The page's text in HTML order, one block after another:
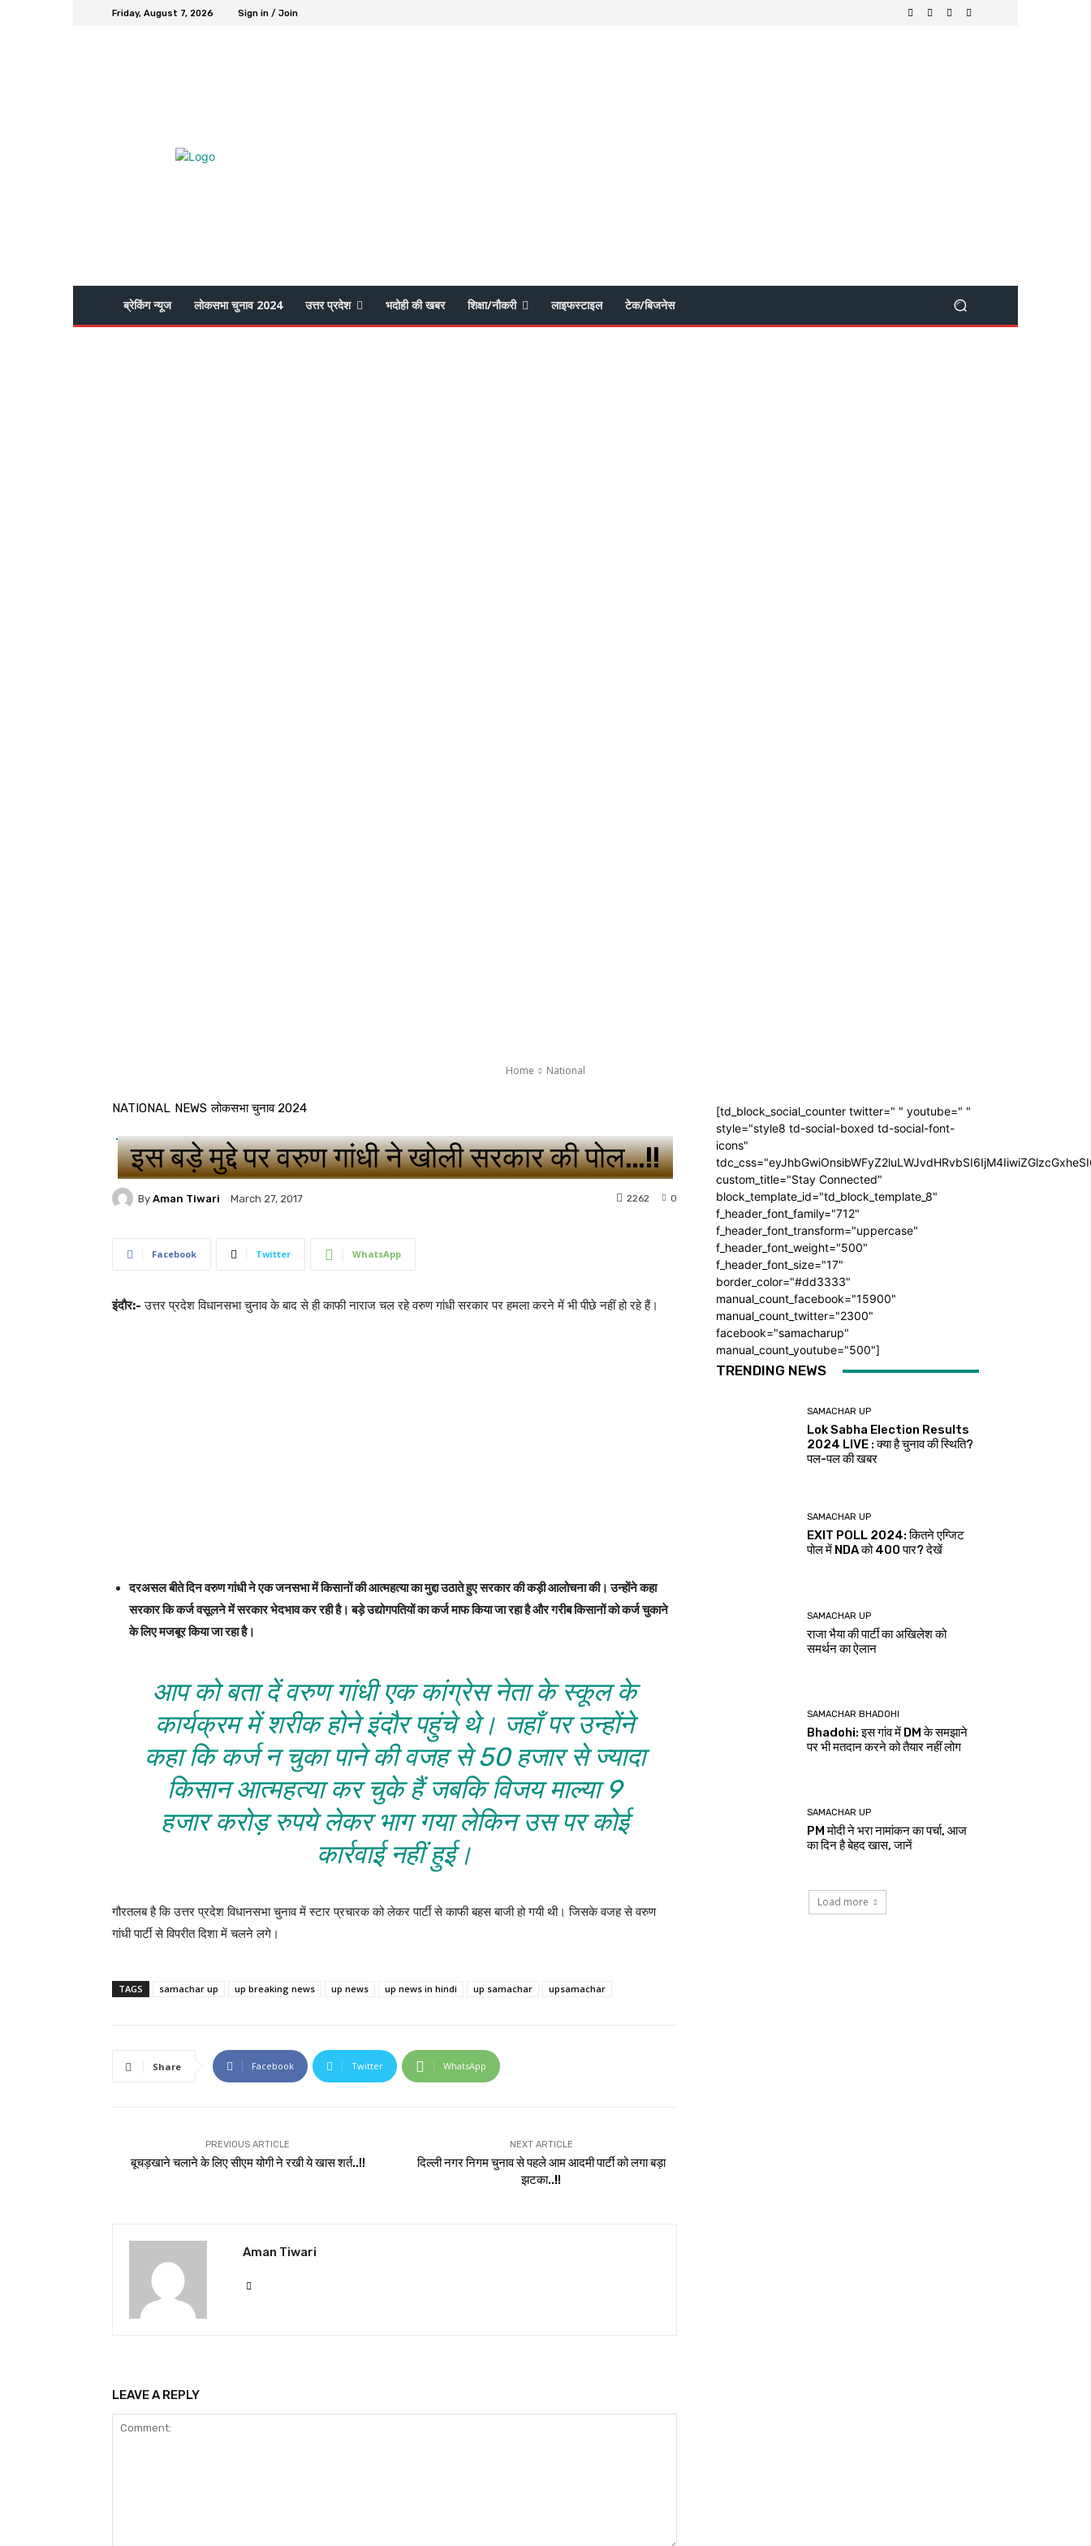
Friday, August 7, 2026 Sign in / Join
ब्रेकिंग न्यूज लोकसभा चुनाव 2024 उत्तर प्रदेश भदोही की खबर शिक्षा/नौकरी लाइफस्टाइल टेक/बिजनेस
Home National
NATIONAL NEWS लोकसभा चुनाव 2024
इस बड़े मुद्दे पर वरुण गांधी ने खोली सरकार की पोल…!!
By Aman Tiwari March 27, 2017 0
2262
Facebook Twitter WhatsApp
इंदौर:- ​उत्तर प्रदेश विधानसभा चुनाव के बाद से ही काफी नाराज चल रहे वरुण गांधी सरकार पर हमला करने में भी पीछे नहीं हो रहे हैं।
दरअसल बीते दिन वरुण गांधी ने एक जनसभा में किसानों की आत्महत्या का मुद्दा उठाते हुए सरकार की कड़ी आलोचना की। उन्होंने कहा
सरकार कि कर्ज वसूलने में सरकार भेदभाव कर रही है। बड़े उद्योगपतियों का कर्ज माफ किया जा रहा है और गरीब किसानों को कर्ज चुकाने
के लिए मजबूर किया जा रहा है।
आप को बता दें वरुण गांधी एक कांग्रेस नेता के स्कूल के
कार्यक्रम में शरीक होने इंदौर पहुंचे थे। जहाँ पर उन्होंने
कहा कि कर्ज न चुका पाने की वजह से 50 हजार से ज्यादा
किसान आत्महत्या कर चुके हैं जबकि विजय माल्या 9
हजार करोड़ रुपये लेकर भाग गया लेकिन उस पर कोई
कार्रवाई नहीं हुई।
गौरतलब है कि उत्तर प्रदेश विधानसभा चुनाव में स्टार प्रचारक को लेकर पार्टी से काफी बहस बाजी हो गयी थी। जिसके वजह से वरुण
गांधी पार्टी से विपरीत दिशा में चलने लगे।
TAGS samachar up up breaking news up news up news in hindi up samachar upsamachar
Share Facebook Twitter WhatsApp
PREVIOUS ARTICLE
बूचड़खाने चलाने के लिए सीएम योगी ने रखी ये खास शर्त..!!
NEXT ARTICLE
दिल्ली नगर निगम चुनाव से पहले आम आदमी पार्टी को लगा बड़ा
झटका..!!
Aman Tiwari
LEAVE A REPLY
[td_block_social_counter twitter=" " youtube=" "
style="style8 td-social-boxed td-social-font-
icons"
custom_title="Stay Connected"
block_template_id="td_block_template_8"
f_header_font_family="712"
f_header_font_transform="uppercase"
f_header_font_weight="500"
f_header_font_size="17"
border_color="#dd3333"
manual_count_facebook="15900"
manual_count_twitter="2300"
facebook="samacharup"
manual_count_youtube="500"]
TRENDING NEWS
SAMACHAR UP
Lok Sabha Election Results
2024 LIVE : क्या है चुनाव की स्थिति?
पल-पल की खबर
SAMACHAR UP
EXIT POLL 2024: कितने एग्जिट
पोल में NDA को 400 पार? देखें
SAMACHAR UP
राजा भैया की पार्टी का अखिलेश को
समर्थन का ऐलान
SAMACHAR BHADOHI
Bhadohi: इस गांव में DM के समझाने
पर भी मतदान करने को तैयार नहीं लोग
SAMACHAR UP
PM मोदी ने भरा नामांकन का पर्चा, आज
का दिन है बेहद खास, जानें
Load more